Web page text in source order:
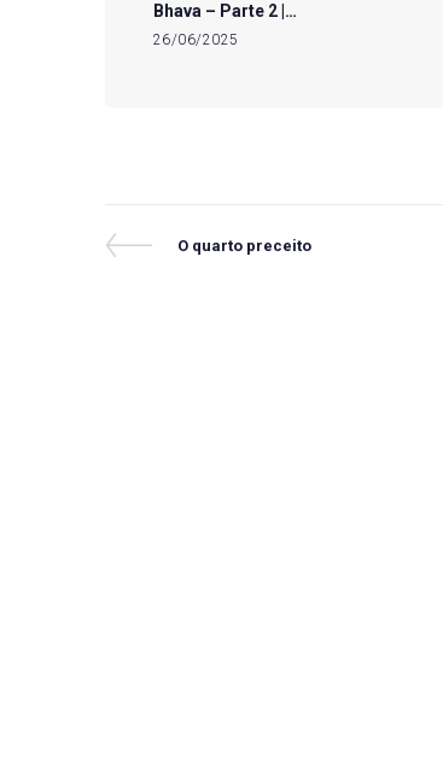
Bhava – Parte 2 |…
26/06/2025
Navegação
Previous
O quarto preceito